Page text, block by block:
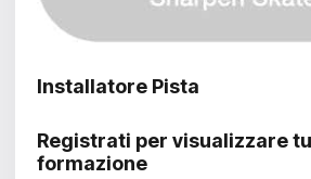
Installatore Pista
Registrati per visualizzare
formazione